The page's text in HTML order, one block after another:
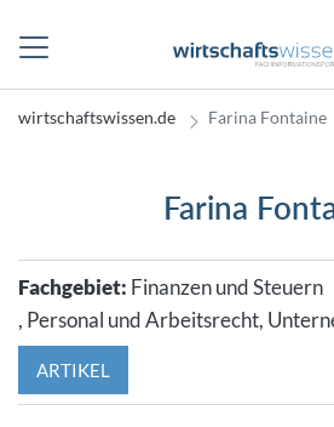
wirtschaftswissen.de Farina Fontaine
Farina
Fachgebiet: Finanzen und Steuern
, Personal und Arbeitsrecht,
ARTIKEL